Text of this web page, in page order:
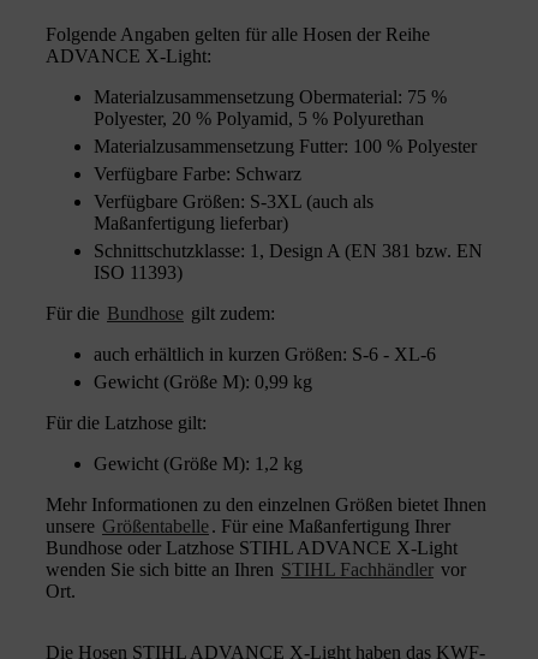
Folgende Angaben gelten für alle Hosen der Reihe
ADVANCE X-Light:
Materialzusammensetzung Obermaterial: 75 %
Polyester, 20 % Polyamid, 5 % Polyurethan
Materialzusammensetzung Futter: 100 % Polyester
Verfügbare Farbe: Schwarz
Verfügbare Größen: S-3XL (auch als
Maßanfertigung lieferbar)
Schnittschutzklasse: 1, Design A (EN 381 bzw. EN
ISO 11393)
Für die Bundhose gilt zudem:
auch erhältlich in kurzen Größen: S-6 - XL-6
Gewicht (Größe M): 0,99 kg
Für die Latzhose gilt:
Gewicht (Größe M): 1,2 kg
Mehr Informationen zu den einzelnen Größen bietet Ihnen
unsere Größentabelle. Für eine Maßanfertigung Ihrer
Bundhose oder Latzhose STIHL ADVANCE X-Light
wenden Sie sich bitte an Ihren STIHL Fachhändler vor
Ort.
Die Hosen STIHL ADVANCE X-Light haben das KWF-